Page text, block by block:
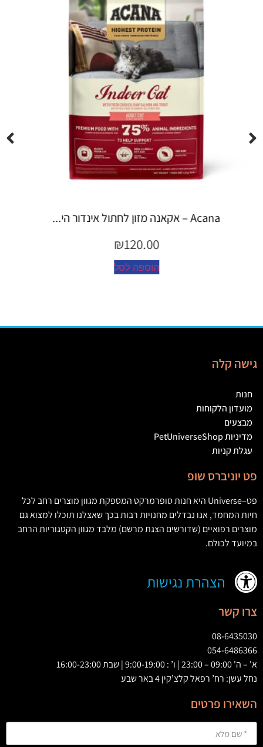
Espree – שמפו 355 מ"ל יערות ה...
₪45.00
הוספה לסל
גישה קלה
חנות
מועדון הלקוחות
מבצעים
מדיניות PetUniverseShop
עגלת קניות
פט יוניברס שופ
פט–
Universe היא חנות סופרמרקט המספקת מגוון מוצרים רחב לכל
חיות המחמד,אנו נבדלים מחנויות רבות בכך שאצלנו תוכלו למצוא גם
מוצרים רפואיים (שדורשים הצגת מרשם) מלבד מגוון הקטגוריות הרחב
במיועד לכולם.
הצהרת נגישות
צרו קשר
08-6435030
054-6486366
א' – ה' 09:00 – 23:00 | ו’ : 9:00-19:00 | שבת 16:00-23:00
נחל עשן: רח’ רפאל קלצ’קין 4 באר שבע
השאירו פרטים